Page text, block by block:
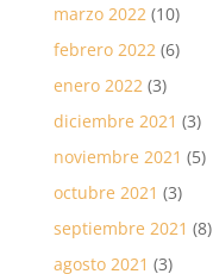
marzo 2022 (10)
febrero 2022 (6)
enero 2022 (3)
diciembre 2021 (3)
noviembre 2021 (5)
octubre 2021 (3)
septiembre 2021 (8)
agosto 2021 (3)